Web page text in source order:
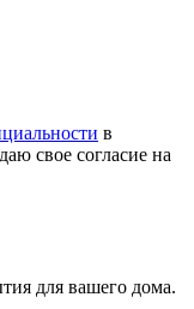
в
свое согласие на
для вашего дома.